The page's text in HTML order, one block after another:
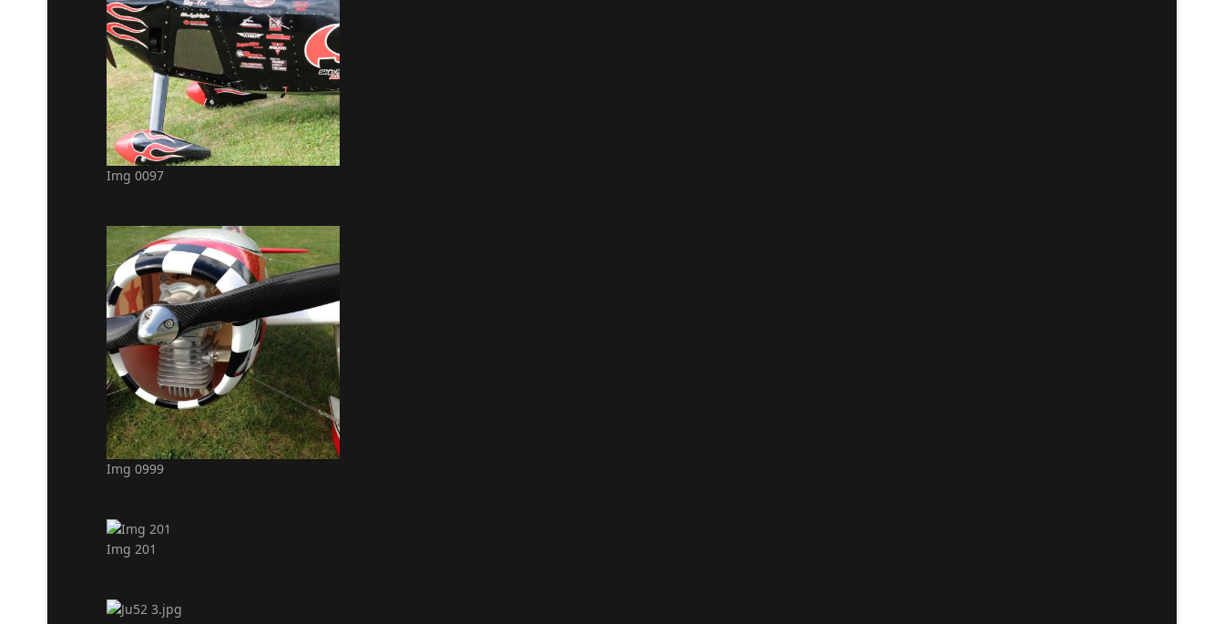
Img 0097
Img 0999
Img 201